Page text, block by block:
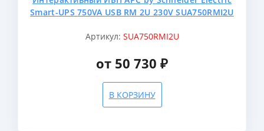
Smart-UPS 750VA USB RM 2U 230V SUA750RMI2U
Артикул: SUA750RMI2U
от 50 730 ₽
В КОРЗИНУ